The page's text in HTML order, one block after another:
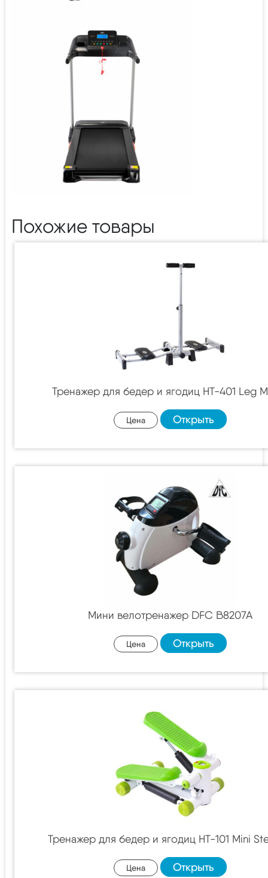
Похожие товары
Тренажер для бедер и ягодиц HT-401 Leg
Цена Открыть
Мини велотренажер DFC B8207A
Цена Открыть
Тренажер для бедер и ягодиц HT-101 Mini
Цена Открыть